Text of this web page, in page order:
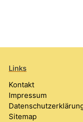
Links
Kontakt
Impressum
Sitemap